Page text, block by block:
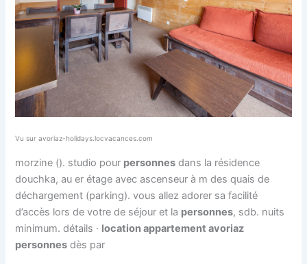
Vu sur avoriaz-holidays.locvacances.com
morzine (). studio pour personnes dans la résidence
douchka, au er étage avec ascenseur à m des quais de
déchargement (parking). vous allez adorer sa facilité
d’accès lors de votre de séjour et la personnes, sdb. nuits
minimum. détails · location appartement avoriaz
personnes dès par